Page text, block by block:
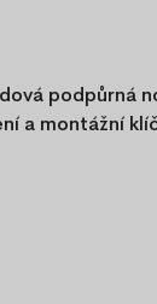
podpůrná
a montážní